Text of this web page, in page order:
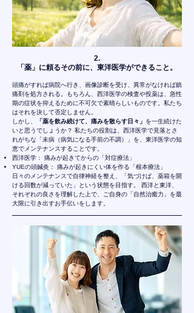
2.
「薬」に頼るその前に、東洋医学ができること。
頭痛がすれば病院へ行き、画像診断を受け、異常がなければ鎮
痛剤を処方される。もちろん、西洋医学の検査や投薬は、急性
期の症状を抑えるために不可欠で素晴らしいものです。私たち
はそれを決して否定しません。
しかし、
「薬を飲み続けて、痛みを散らす日々」 を一生続けた
いと思うでしょうか？ 私たちの役割は、西洋医学で見落とさ
れがちな「未病（病気になる手前の不調）」を、東洋医学の知
恵でメンテナンスすることです。
西洋医学： 痛みが起きてからの「対症療法」
YUEの頭鍼灸： 痛みが起きにくい体を作る「根本療法」
日々のメンテナンスで自律神経を整え、「気づけば、薬箱を開
ける回数が減っていた」という状態を目指す。 西洋と東洋、
それぞれの良さを理解した上で、ご自身の「自然治癒力」を最
大限に引き出すお手伝いをします。